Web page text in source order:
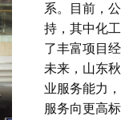
系。目前，
持，其中化
了丰富项目经
未来，山东
业服务能力
服务向更高